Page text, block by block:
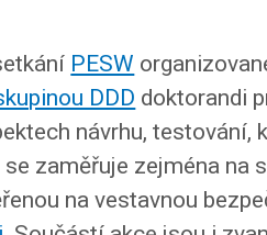
PESW
DDD doktorandi
návrhu, testování,
zaměřuje zejména na
na vestavnou